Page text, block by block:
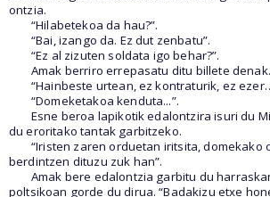
ontzia.
“Hilabetekoa da hau?”.
“Bai, izango da. Ez dut zenbatu”.
“Ez al zizuten soldata igo behar?”.
Amak berriro errepasatu ditu billete denak.
“Hainbeste urtean, ez kontraturik, ez
“Domeketakoa kenduta...”.
Esne beroa lapikotik edalontzira isuri du
du eroritako tantak garbitzeko.
“Iristen zaren orduetan iritsita, domekako
berdintzen dituzu zuk han”.
Amak bere edalontzia garbitu du
poltsikoan gorde du dirua. “Badakizu etxe